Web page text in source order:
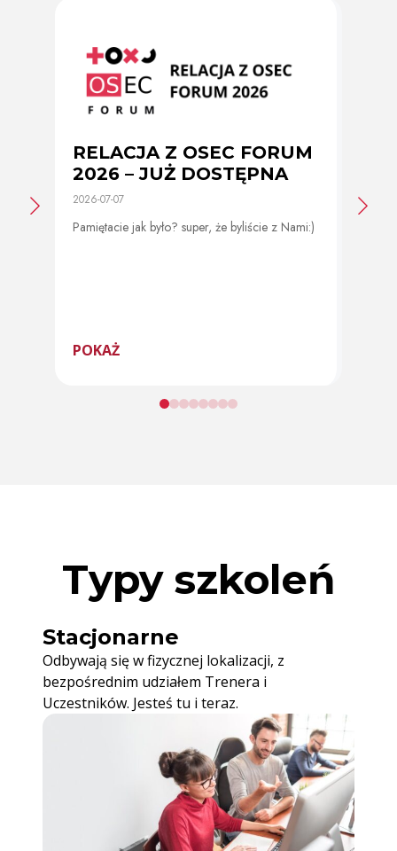
RELACJA Z OSEC FORUM
2026 – JUŻ DOSTĘPNA
2026-07-07
Pamiętacie jak było? super, że byliście z Nami:)
POKAŻ
2026-
Typy szkoleń
Stacjonarne
Odbywają się w fizycznej lokalizacji, z
bezpośrednim udziałem Trenera i
Uczestników. Jesteś tu i teraz.